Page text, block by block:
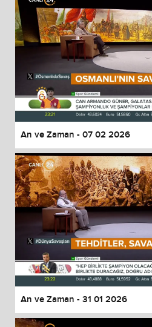
An ve Zaman - 07 02 2026
An ve Zaman - 31 01 2026